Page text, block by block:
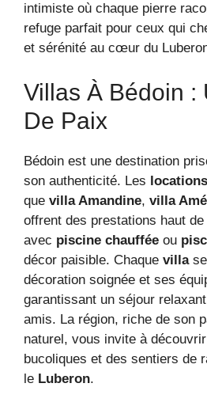
intimiste où chaque pierre
refuge parfait pour ceux qui
et sérénité au cœur du
Villas À Bédoin :
De Paix
Bédoin est une destination
son authenticité. Les locations
que villa Amandine, villa
offrent des prestations haut de
avec piscine chauffée ou
décor paisible. Chaque villase
décoration soignée et ses
garantissant un séjour
amis. La région, riche de son
naturel, vous invite à
bucoliques et des sentiers de
le Luberon.